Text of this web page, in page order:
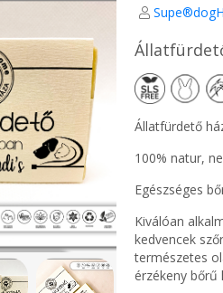
Állatfürdető
100% natur,
Egészséges
Kiválóan
kedvencek
természetes
érzékeny bőrű